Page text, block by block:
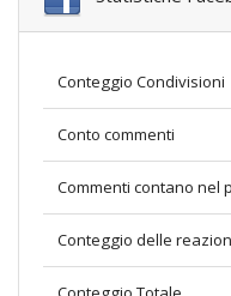
Conteggio Condivisioni
Conto commenti
Commenti contano nel
Conteggio delle